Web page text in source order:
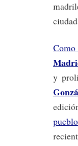
y